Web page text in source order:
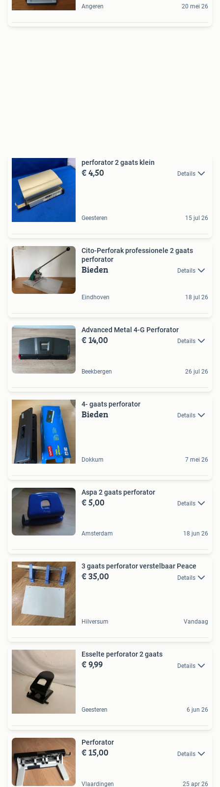
Angeren 20 mei 26
perforator 2 gaats klein
€ 4,50 Details
Geesteren 15 jul 26
Cito-Perforak professionele 2 gaats
perforator
Bieden Details
Eindhoven 18 jul 26
Advanced Metal 4-G Perforator
€ 14,00 Details
Beekbergen 26 jul 26
4- gaats perforator
Bieden Details
Dokkum 7 mei 26
Aspa 2 gaats perforator
€ 5,00 Details
Amsterdam 18 jun 26
3 gaats perforator verstelbaar Peace
€ 35,00 Details
Hilversum Vandaag
Esselte perforator 2 gaats
€ 9,99 Details
Geesteren 6 jun 26
Perforator
€ 15,00 Details
Vlaardingen 25 apr 26